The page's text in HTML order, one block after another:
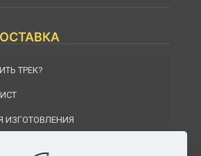
ТРЕК?
ИЗГОТОВЛЕНИЯ